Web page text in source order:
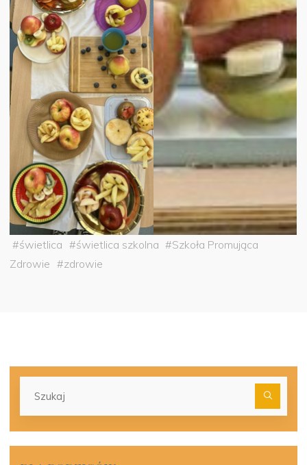
#świetlica #świetlica szkolna #Szkoła Promująca
Zdrowie #zdrowie